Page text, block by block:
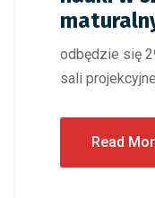
odbędzie się
sali
Read